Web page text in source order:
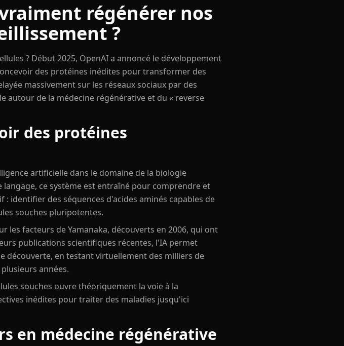
régénérer nos
?
? Début 2025, OpenAI a annoncé le développement
des protéines inédites pour transformer des
massivement sur les réseaux sociaux par des
autour de la médecine régénérative et du « reverse
des protéines
artificielle dans le domaine de la biologie
ce système est entraîné pour comprendre et
identifier des séquences d'acides aminés capables de
souches pluripotentes.
les facteurs de Yamanaka, découverts en 2006, qui ont
publications scientifiques récentes, l'IA permet
découverte, en testant virtuellement des milliers de
années.
souches ouvre théoriquement la voie à la
inédites pour traiter des maladies jusqu'ici
en médecine régénérative